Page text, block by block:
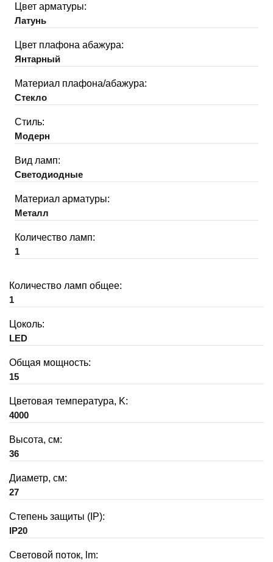
Цвет арматуры:
Латунь
Цвет плафона абажура:
Янтарный
Материал плафона/абажура:
Стекло
Стиль:
Модерн
Вид ламп:
Светодиодные
Материал арматуры:
Металл
Количество ламп:
1
Количество ламп общее:
1
Цоколь:
LED
Общая мощность:
15
Цветовая температура, K:
4000
Высота, см:
36
Диаметр, см:
27
Степень защиты (IP):
IP20
Световой поток, lm: